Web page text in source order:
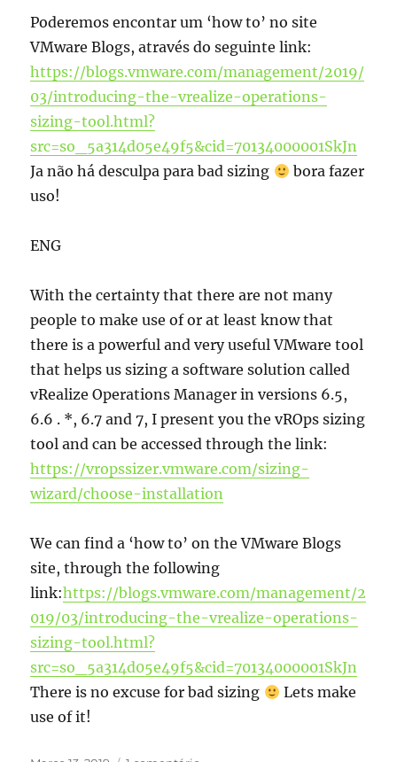
Poderemos encontar um ‘how to’ no site
VMware Blogs, através do seguinte link:
https://blogs.vmware.com/management/2019/
03/introducing-the-vrealize-operations-
sizing-tool.html?
src=so_5a314d05e49f5&cid=70134000001SkJn
Ja não há desculpa para bad sizing
bora fazer
uso!
ENG
With the certainty that there are not many
people to make use of or at least know that
there is a powerful and very useful VMware tool
that helps us sizing a software solution called
vRealize Operations Manager in versions 6.5,
6.6 . *, 6.7 and 7, I present you the vROps sizing
tool and can be accessed through the link:
https://vropssizer.vmware.com/sizing-
wizard/choose-installation
We can find a ‘how to’ on the VMware Blogs
site, through the following
link:https://blogs.vmware.com/management/2
019/03/introducing-the-vrealize-operations-
sizing-tool.html?
src=so_5a314d05e49f5&cid=70134000001SkJn
There is no excuse for bad sizing
Lets make
use of it!